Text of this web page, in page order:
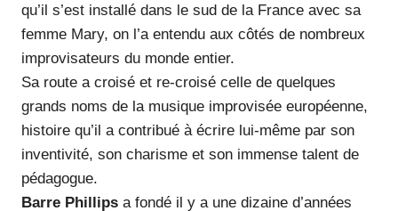
qu’il s’est installé dans le sud de la France avec sa
femme Mary, on l’a entendu aux côtés de nombreux
improvisateurs du monde entier.
Sa route a croisé et re-croisé celle de quelques
grands noms de la musique improvisée européenne,
histoire qu’il a contribué à écrire lui-même par son
inventivité, son charisme et son immense talent de
pédagogue.
Barre Phillips a fondé il y a une dizaine d’années